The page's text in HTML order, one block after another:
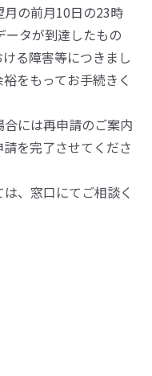
月の前月10日の23時
ータが到達したもの
る障害等につきまし
をもってお手続きく
には再申請のご案内
を完了させてくださ
、窓口にてご相談く